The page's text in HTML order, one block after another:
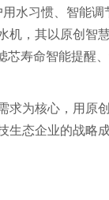
水习惯、智能
，其以原创智
寿命智能提醒
求为核心，用原
生态企业的战略